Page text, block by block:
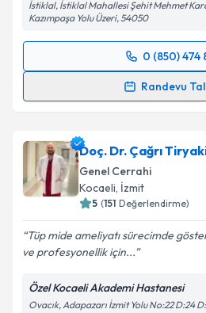
İstiklal, İstiklal Mahallesi Şehit Mehmet
Kazımpaşa Yolu Üzeri, 54050
0 (850) 474
Randevu
Randevu Takvimi Talebi
için bir takvim hazırlandığında
bilgilendireceğiz.
E-posta Adresiniz
Metni'ni okudum ve
kapsamda işlenmesini
Doç. Dr. Çağrı
Genel Cerrahi
Kocaeli, İzmit
5 (151 Değerlendirme)
Tüp mide ameliyatı sürecimde
ve profesyonellik için...
Özel Kocaeli Akademi Hastanesi
Ovacık, Adapazarı İzmit Yolu No:22 D:24